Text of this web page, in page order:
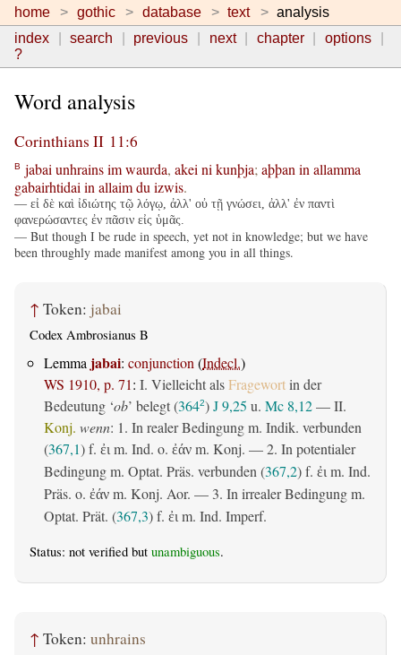
home gothic database text
analysis
index
search previous next chapter
options
?
Word analysis
Corinthians II 11:6
B jabai unhrainsimwaurda, akei ni kunþja; aþþan in allamma
gabairhtidai in allaimdu izwis.
— εἰ δὲ καὶ ἰδιώτης τῷ λόγῳ, ἀλλ' οὐ τῇ γνώσει, ἀλλ' ἐν παντὶ
φανερώσαντες ἐν πᾶσιν εἰς ὑμᾶς.
— But though I be rude in speech, yet not in knowledge; but we have
been throughly made manifest among you in all things.
↑ Token: jabai
Codex Ambrosianus B
Lemma jabai: conjunction (Indecl.)
WS 1910, p. 71: I. Vielleicht alsFragewortin der
Bedeutung ‘ob’ belegt (3642)J 9,25 u. Mc 8,12— II.
Konj. wenn: 1. In realer Bedingung m. Indik. verbunden
(367,1) f. ἐι m. Ind. o. ἐάν m. Konj. — 2. In potentialer
Bedingung m. Optat. Präs. verbunden (367,2) f. ἐι m. Ind.
Präs. o. ἐάν m. Konj. Aor. — 3. In irrealer Bedingung m.
Optat. Prät. (367,3) f. ἐι m. Ind. Imperf.
Status: not verified but unambiguous.
↑ Token: unhrains